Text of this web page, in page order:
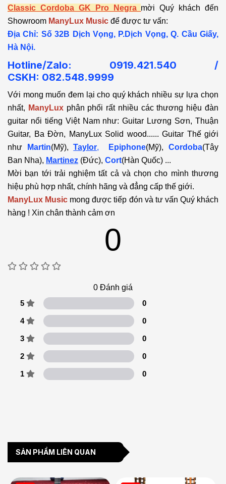
Classic Cordoba GK Pro Negra mời Quý khách đến
Showroom ManyLux Music để được tư vấn:
Địa Chỉ: Số 32B Dịch Vọng, P.Dịch Vọng, Q. Cầu Giấy,
Hà Nội.
Hotline/Zalo: 0919.421.540 /
CSKH: 082.548.9999
Với mong muốn đem lại cho quý khách nhiều sự lựa chọn
nhất, ManyLux phân phối rất nhiều các thương hiệu đàn
guitar nổi tiếng Việt Nam như: Guitar Lương Sơn, Thuận
Guitar, Ba Đờn, ManyLux Solid wood...... Guitar Thế giới
như
Martin(Mỹ),Taylor, Epiphone(Mỹ),Cordoba(Tây
Ban Nha), Martinez (Đức), Cort(Hàn Quốc) ...
Mời bạn tới trải nghiệm tất cả và chọn cho mình thương
hiệu phù hợp nhất, chính hãng và đẳng cấp thế giới.
ManyLux Music mong được tiếp đón và tư vấn Quý khách
hàng ! Xin chân thành cảm ơn
0
0 Đánh giá
5
0
4 0
3 0
2 0
1 0
SẢN PHẨM LIÊN QUAN